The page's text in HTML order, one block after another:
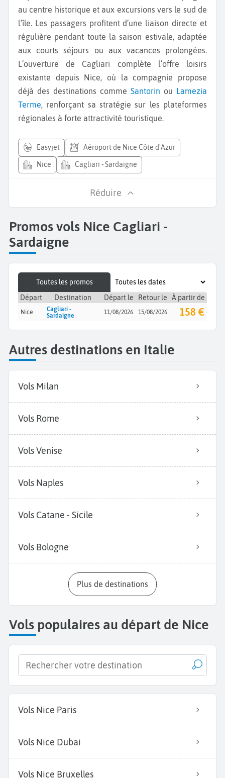
au centre historique et aux excursions vers le sud de
l’île. Les passagers profitent d’une liaison directe et
régulière pendant toute la saison estivale, adaptée
aux courts séjours ou aux vacances prolongées.
L’ouverture de Cagliari complète l’offre loisirs
existante depuis Nice, où la compagnie propose
déjà des destinations comme Santorin ou Lamezia
Terme, renforçant sa stratégie sur les plateformes
régionales à forte attractivité touristique.
easyjet Aéroport de Nice Côte d'Azur
Nice Cagliari - Sardaigne
Réduire
Promos vols Nice Cagliari -
Sardaigne
Toutes les promos
Départ
Destination Départ le Retour le À partir de
Nice
Cagliari -
Sardaigne
11/08/2026 15/08/2026 158 €
Autres destinations en Italie
Vols Milan
Vols Rome
Vols Venise
Vols Naples
Vols Catane - Sicile
Vols Bologne
Plus de destinations
Vols populaires au départ de Nice
Vols Nice Paris
Vols Nice Dubai
Vols Nice Bruxelles